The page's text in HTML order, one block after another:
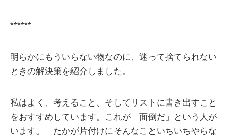
******
明らかにもういらない物なのに、迷って捨てられない
ときの解決策を紹介しました。
私はよく、考えること、そしてリストに書き出すこと
をおすすめしています。これが「面倒だ」という人が
います。「たかが片付けにそんなこといちいちやらな